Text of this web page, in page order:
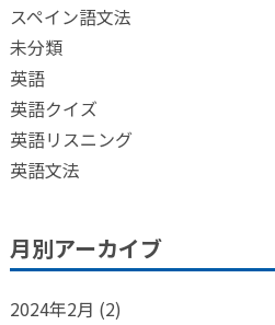
スペイン語文法
未分類
英語
英語クイズ
英語リスニング
英語文法
月別アーカイブ
2024年2月 (2)